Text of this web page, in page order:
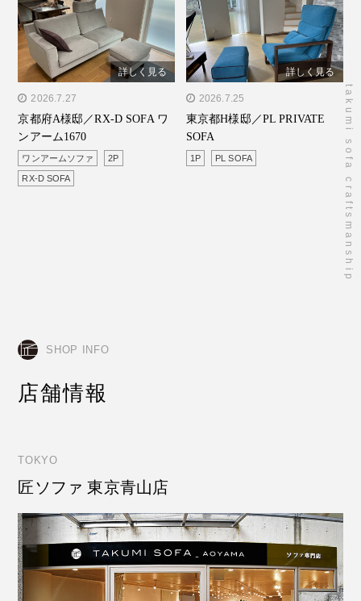
takumi sofa craftsmanship
" alt="京都府A様邸／RX-D
SOFA ワンアーム1670"/>
詳しく見る
2026.7.27
京都府A様邸／RX-D SOFA ワ
ンアーム1670
ワンアームソファ 2P
RX-D SOFA
" alt="東京都H様邸／PL
PRIVATE SOFA"/>
詳しく見る
2026.7.25
東京都H様邸／PL PRIVATE
SOFA
1P PL SOFA
SHOP INFO
店舗情報
TOKYO
匠ソファ 東京青山店